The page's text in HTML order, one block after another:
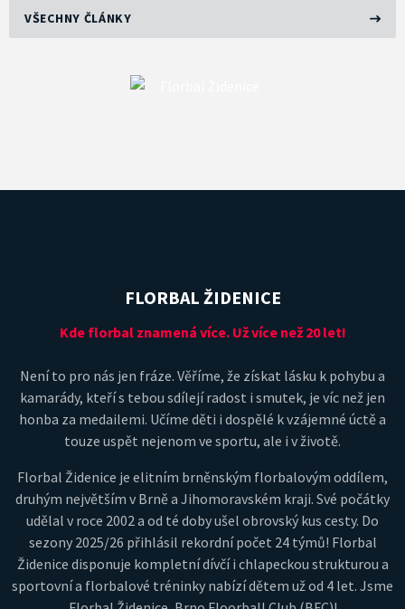
VŠECHNY ČLÁNKY
FLORBAL ŽIDENICE
Kde florbal znamená více. Už více než 20 let!
Není to pro nás jen fráze. Věříme, že získat lásku k pohybu a
kamarády, kteří s tebou sdílejí radost i smutek, je víc než jen
honba za medailemi. Učíme děti i dospělé k vzájemné úctě a
touze uspět nejenom ve sportu, ale i v životě.
Florbal Židenice je elitním brněnským florbalovým oddílem,
druhým největším v Brně a Jihomoravském kraji. Své počátky
udělal v roce 2002 a od té doby ušel obrovský kus cesty. Do
sezony 2025/26 přihlásil rekordní počet 24 týmů! Florbal
Židenice disponuje kompletní dívčí i chlapeckou strukturou a
sportovní a florbalové tréninky nabízí dětem už od 4 let. Jsme